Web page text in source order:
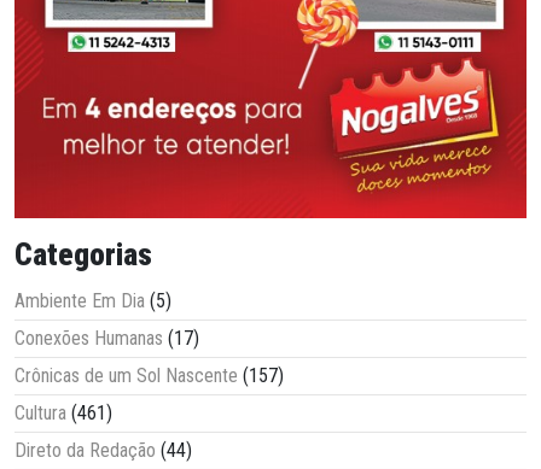
Categorias
Ambiente Em Dia (5)
Conexões Humanas (17)
Crônicas de um Sol Nascente (157)
Cultura (461)
Direto da Redação (44)